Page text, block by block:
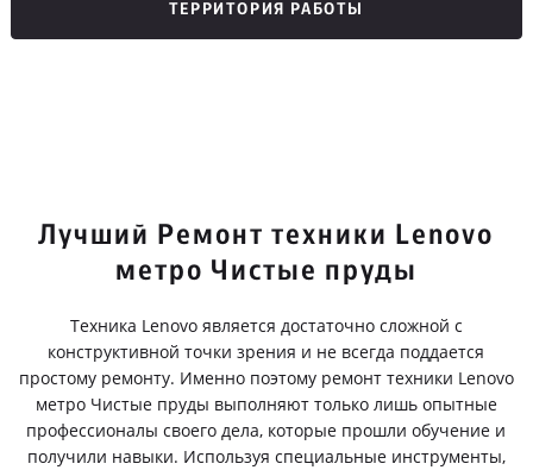
ТЕРРИТОРИЯ РАБОТЫ
Лучший Ремонт техники Lenovo
метро Чистые пруды
Техника Lenovo является достаточно сложной с
конструктивной точки зрения и не всегда поддается
простому ремонту. Именно поэтому ремонт техники Lenovo
метро Чистые пруды выполняют только лишь опытные
профессионалы своего дела, которые прошли обучение и
получили навыки. Используя специальные инструменты,